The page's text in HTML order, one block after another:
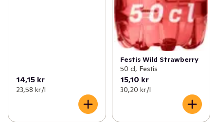
14,15 kr
23,58 kr /l
Festis Wild Strawberry
50 cl, Festis
15,10 kr
30,20 kr /l